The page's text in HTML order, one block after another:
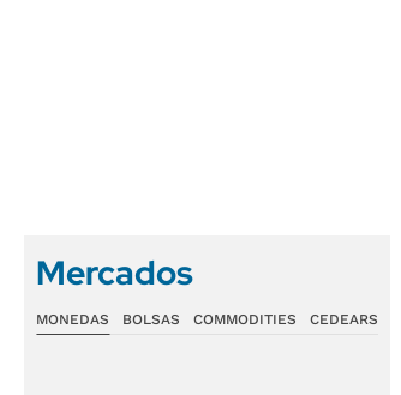
Mercados
MONEDAS BOLSAS COMMODITIES CEDEARS